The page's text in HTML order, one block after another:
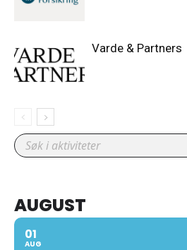
Varde & Partners
AUGUST
01
AUG